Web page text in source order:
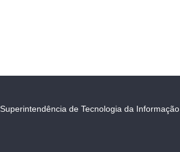
Superintendência de Tecnologia da Informação